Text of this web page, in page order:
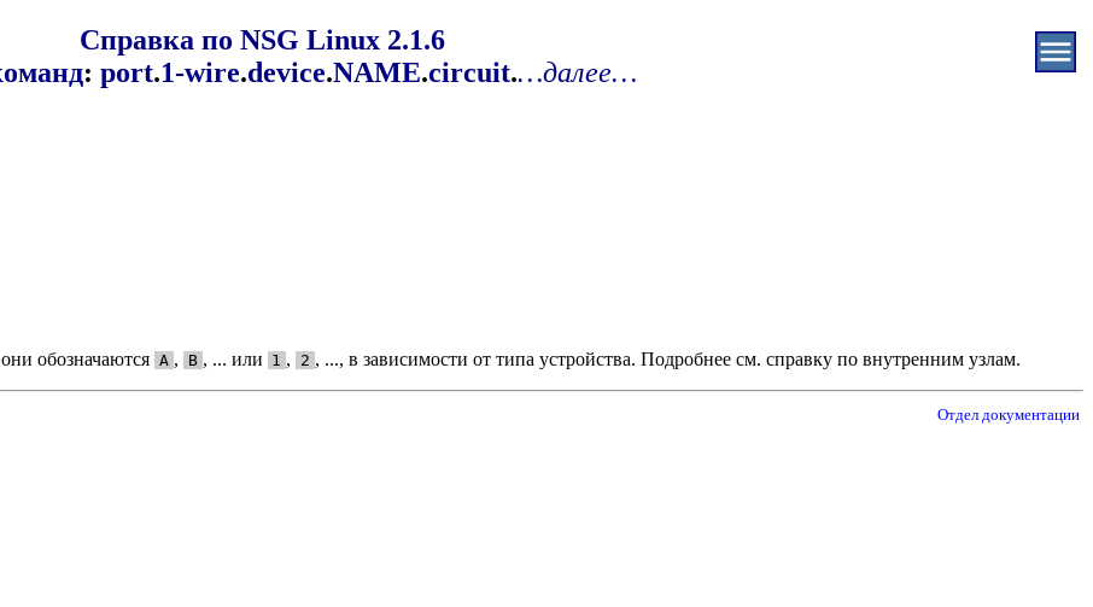
Справка по NSG Linux 2.1.6
: port.1-wire.device.NAME.circuit.…далее…
обозначаются A , B , ... или 1 , 2 , ..., в зависимости от типа устройства. Подробнее см. справку по внутренним узлам.
Отдел документации